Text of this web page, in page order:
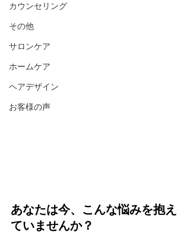
カウンセリング
その他
サロンケア
ホームケア
ヘアデザイン
お客様の声
あなたは今、こんな悩みを抱え
ていませんか？